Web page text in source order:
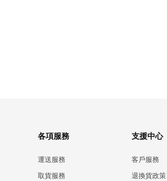
各項服務
運送服務
取貨服務
支援中心
客戶服務
退換貨政策